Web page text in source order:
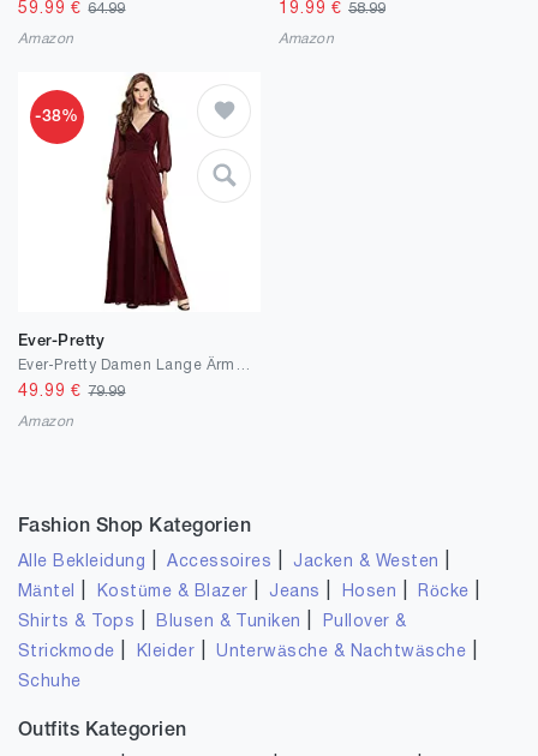
59.99 €64.99
Amazon
19.99 € 58.99
Amazon
-38%
Ever-Pretty
49.99 €79.99
Amazon
Fashion Shop Kategorien
Alle Bekleidung |Accessoires Jacken & Westen
Mäntel Kostüme & Blazer Jeans Hosen Röcke
Shirts & Tops Blusen & Tuniken
Pullover &
Strickmode
Kleider |Unterwäsche & Nachtwäsche
Schuhe
Outfits Kategorien